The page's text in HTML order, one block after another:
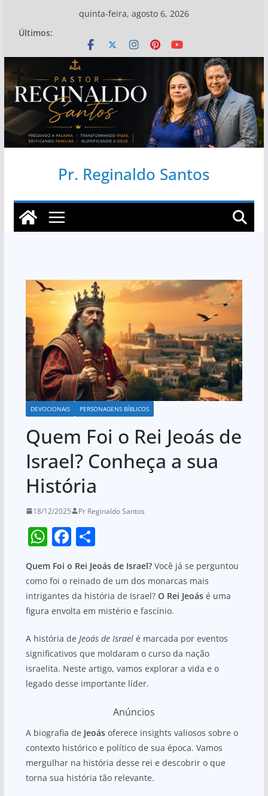
conteúdo
quinta-feira, agosto 6, 2026
Últimos:
Pr. Reginaldo Santos
DEVOCIONAIS PERSONAGENS BÍBLICOS
Quem Foi o Rei Jeoás de
Israel? Conheça a sua
História
18/12/2025 Pr Reginaldo Santos
W
at
s
A
p
p
F
c
e
b
o
o
k
S
h
ar
e
Quem Foi o Rei Jeoás de Israel?Você já se perguntou
como foi o reinado de um dos monarcas mais
intrigantes da história de Israel? O Rei Jeoásé uma
figura envolta em mistério e fascínio.
A história de Jeoás de Israelé marcada por eventos
significativos que moldaram o curso da nação
israelita. Neste artigo, vamos explorar a vida e o
legado desse importante líder.
Anúncios
A biografia de Jeoásoferece insights valiosos sobre o
contexto histórico e político de sua época. Vamos
mergulhar na história desse rei e descobrir o que
torna sua história tão relevante.